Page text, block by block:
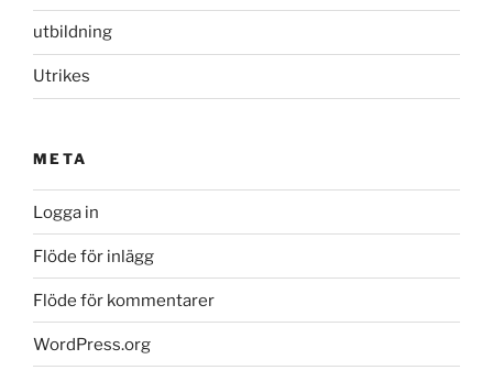
utbildning
Utrikes
META
Logga in
Flöde för inlägg
Flöde för kommentarer
WordPress.org